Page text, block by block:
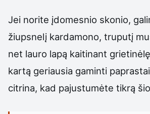
Jei norite įdomesnio skonio,
žiupsnelį kardamono, truputį
net lauro lapą kaitinant
kartą geriausia gaminti
citrina, kad pajustumėte tikrą